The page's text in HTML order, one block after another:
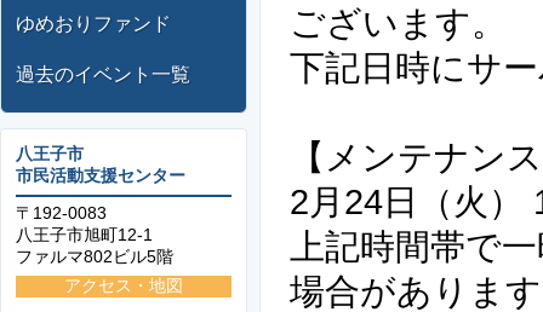
ゆめおりファンド
過去のイベント一覧
八王子市
市民活動支援センター
〒192-0083
八王子市旭町12-1
ファルマ802ビル5階
アクセス・地図
ございます。
下記日時にサ
【メンテナン
2月24日（火
上記時間帯で
場合がありま